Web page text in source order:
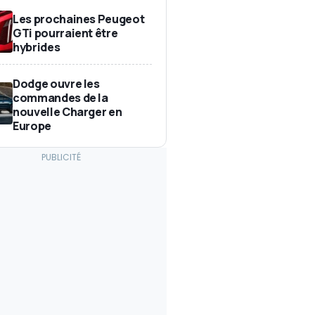
Les prochaines Peugeot
GTi pourraient être
hybrides
Dodge ouvre les
commandes de la
nouvelle Charger en
Europe